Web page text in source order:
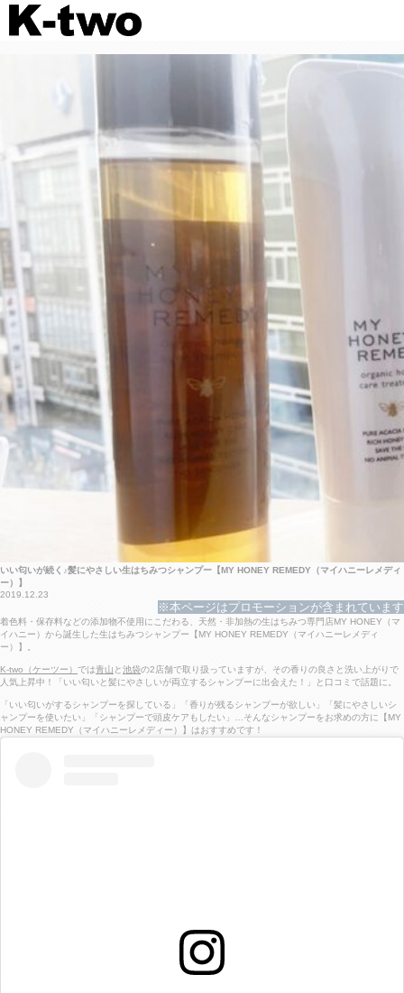
いい匂いが続く♪髪にやさしい生はちみつシャンプー【MY HONEY REMEDY（マイハニーレメディ
ー）】
2019.12.23
※本ページはプロモーションが含まれています
着色料・保存料などの添加物不使用にこだわる、天然・非加熱の生はちみつ専門店MY HONEY（マ
イハニー）から誕生した生はちみつシャンプー【MY HONEY REMEDY（マイハニーレメディ
ー）】。
K-two（ケーツー） では青山 と池袋の2店舗で取り扱っていますが、その香りの良さと洗い上がりで
人気上昇中！「いい匂いと髪にやさしいが両立するシャンプーに出会えた！」と口コミで話題に。
「いい匂いがするシャンプーを探している」「香りが残るシャンプーが欲しい」「髪にやさしいシ
ャンプーを使いたい」「シャンプーで頭皮ケアもしたい」…そんなシャンプーをお求めの方に【MY
HONEY REMEDY（マイハニーレメディー）】はおすすめです！